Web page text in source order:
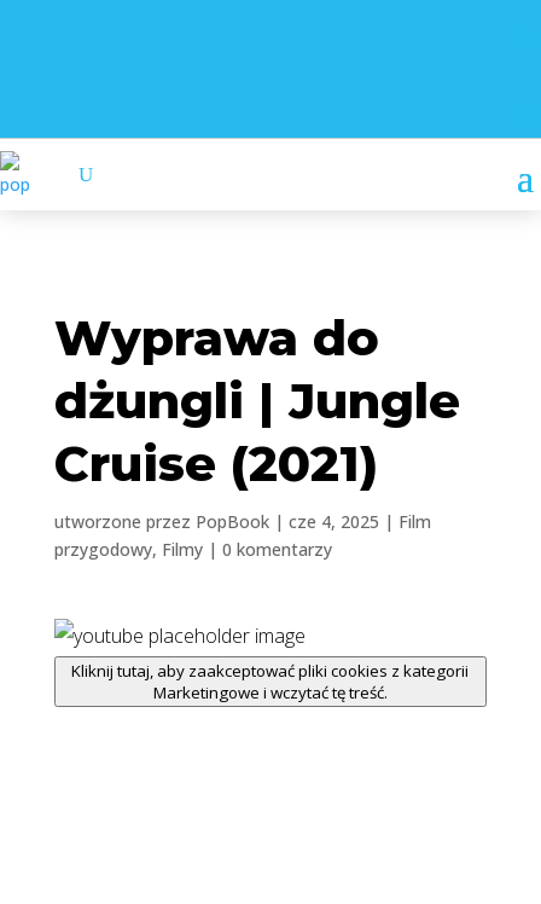
Wyprawa do
dżungli | Jungle
Cruise (2021)
utworzone przez PopBook| cze 4, 2025 | Film
przygodowy, Filmy| 0 komentarzy
Kliknij tutaj, aby zaakceptować pliki cookies z kategorii
Marketingowe i wczytać tę treść.